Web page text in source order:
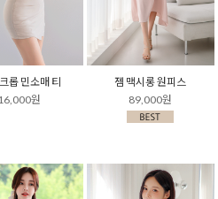
롭 민소매 티
원
젬 맥시롱 원피스
89,000원